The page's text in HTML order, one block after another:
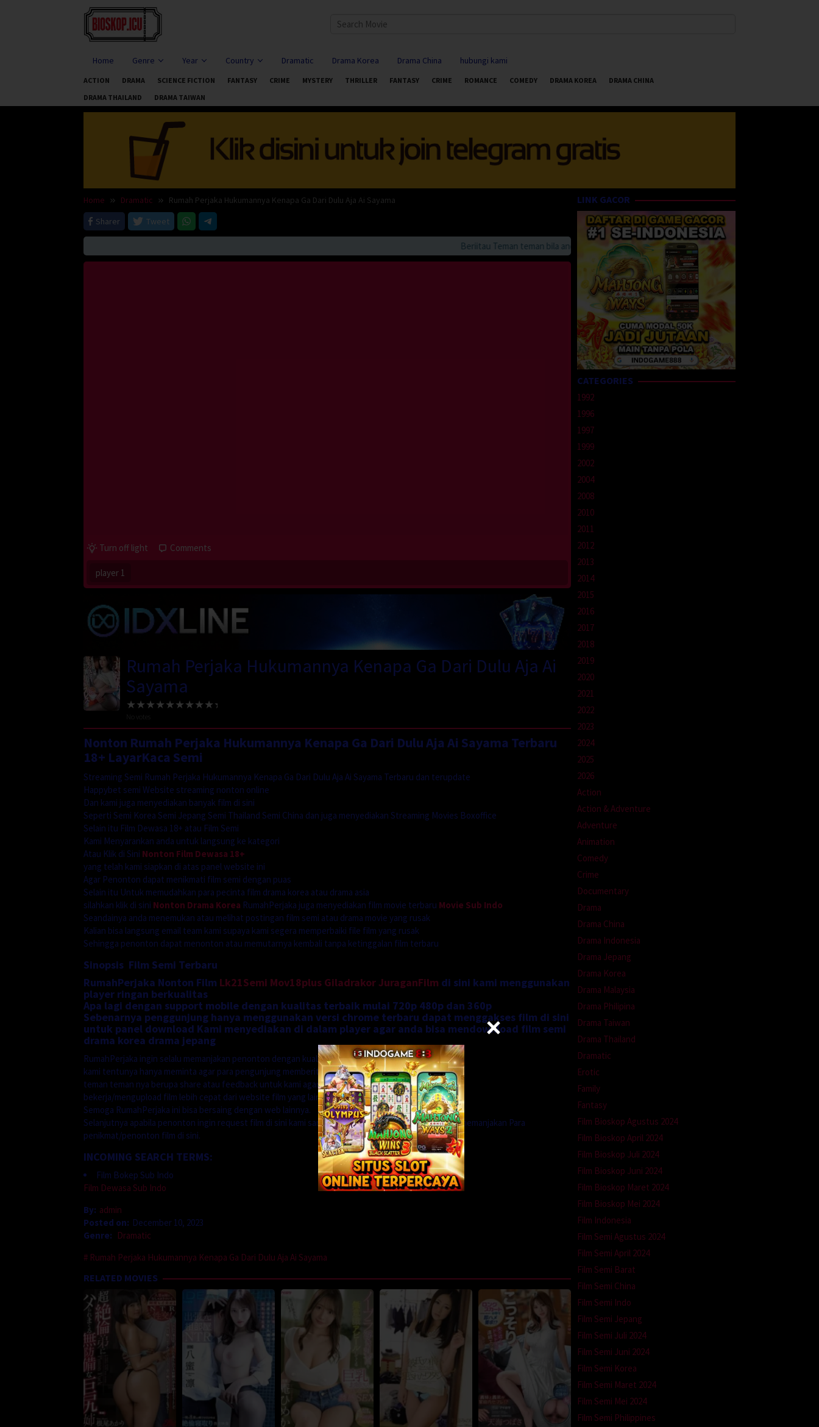
Home Genre Year Country Dramatic Drama Korea Drama China hubungi kami
ACTION DRAMA SCIENCE FICTION FANTASY CRIME MYSTERY THRILLER FANTASY CRIME ROMANCE COMEDY DRAMA KOREA
DRAMA CHINA
DRAMA THAILAND
DRAMA TAIWAN
Home Dramatic
Rumah Perjaka Hukumannya Kenapa Ga Dari Dulu Aja Ai Sayama
Sharer
Tweet
Beriitau Teman teman bila anda suka HappyBet188 Streaming Online
Turn off light Comments
player 1
Rumah Perjaka Hukumannya Kenapa Ga Dari Dulu Aja Ai
Sayama
Nonton Rumah Perjaka Hukumannya Kenapa Ga Dari Dulu Aja Ai Sayama Terbaru
18+ LayarKaca Semi
Streaming Semi Rumah Perjaka Hukumannya Kenapa Ga Dari Dulu Aja Ai Sayama Terbaru dan terupdate
Happybet semi Website streaming nonton online
Dan kami juga menyediakan banyak film di sini
Seperti Semi Korea Semi Jepang Semi Thailand Semi China dan juga menyediakan Streaming Movies Boxoffice
Selain itu Film Dewasa 18+ atau Film Semi
Kami Menyarankan anda untuk langsung ke kategori
Atau Klik di Sini Nonton Film Dewasa 18+
yang telah kami siapkan di atas panel website ini
Agar Penonton dapat menikmati film semi dengan puas
Selain itu Untuk memudahkan para pecinta film drama korea atau drama asia
silahkan klik di sini Nonton Drama Korea RumahPerjaka juga menyediakan film movie terbaru Movie Sub Indo
Seandainya anda menemukan atau melihat postingan film semi atau drama movie yang rusak
Kalian bisa langsung email team kami supaya kami segera memperbaiki file film yang rusak
Sehingga penonton dapat menonton atau memutarnya kembali tanpa ketinggalan film terbaru
Sinopsis Film Semi Terbaru
RumahPerjaka Nonton Film Lk21Semi Mov18plus Giladrakor JuraganFilm di sini kami menggunakan
player ringan berkualitas
Apa lagi dengan support mobile dengan kualitas terbaik mulai 720p 480p dan 360p
Sebenarnya penggunjung hanya menggunakan versi chrome terbaru dapat menggakses film di sini
untuk panel download Kami menyediakan di dalam player agar anda bisa mendownload film semi
drama korea drama jepang
RumahPerjaka ingin selalu memanjakan penonton dengan kualitas
kami tentunya hanya meminta agar para pengunjung memberitahu kepada
teman teman nya berupa share atau feedback untuk kami agar kami dapat
bekerja/mengupload film lebih cepat dari website film yang lain.
Semoga RumahPerjaka ini bisa bersaing dengan web lainnya.
Selanjutnya apabila penonton ingin request film di sini kami sangat menerima agar koleksi kami lebih memanjakan Para
penikmat/penonton film di sini.
INCOMING SEARCH TERMS:
Film Bokep Sub Indo
Film Dewasa Sub Indo
By: admin
Posted on: December 10, 2023
Genre: Dramatic
Rumah Perjaka Hukumannya Kenapa Ga Dari Dulu Aja Ai Sayama
RELATED MOVIES
LINK GACOR
CATEGORIES
1992
1996
1997
1999
2002
2004
2008
2010
2011
2012
2013
2014
2015
2016
2017
2018
2019
2020
2021
2022
2023
2024
2025
2026
Action
Action & Adventure
Adventure
Animation
Comedy
Crime
Documentary
Drama
Drama China
Drama Indonesia
Drama Jepang
Drama Korea
Drama Malaysia
Drama Philipina
Drama Taiwan
Drama Thailand
Dramatic
Erotic
Family
Fantasy
Film Bioskop Agustus 2024
Film Bioskop April 2024
Film Bioskop Juli 2024
Film Bioskop Juni 2024
Film Bioskop Maret 2024
Film Bioskop Mei 2024
Film Indonesia
Film Semi Agustus 2024
Film Semi April 2024
Film Semi Barat
Film Semi China
Film Semi Indo
Film Semi Jepang
Film Semi Juli 2024
Film Semi Juni 2024
Film Semi Korea
Film Semi Maret 2024
Film Semi Mei 2024
Film Semi Philippines